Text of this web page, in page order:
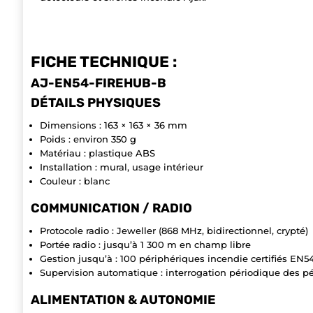
FICHE TECHNIQUE :
AJ-EN54-FIREHUB-B
DÉTAILS PHYSIQUES
Dimensions : 163 × 163 × 36 mm
Poids : environ 350 g
Matériau : plastique ABS
Installation : mural, usage intérieur
Couleur : blanc
COMMUNICATION / RADIO
Protocole radio : Jeweller (868 MHz, bidirectionnel, crypté)
Portée radio : jusqu’à 1 300 m en champ libre
Gestion jusqu’à : 100 périphériques incendie certifiés
Supervision automatique : interrogation périodique des
ALIMENTATION & AUTONOMIE